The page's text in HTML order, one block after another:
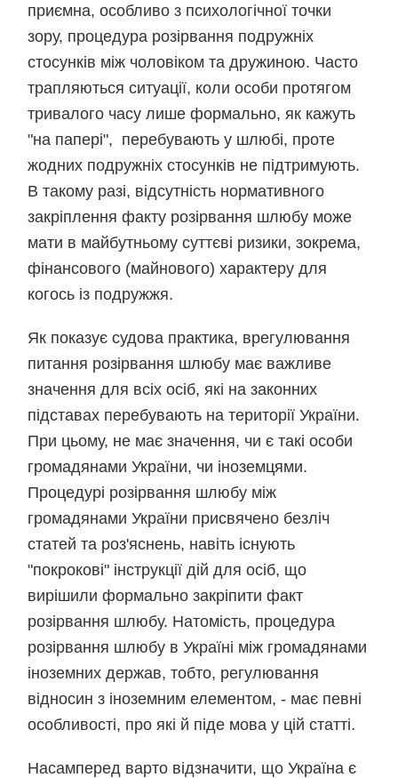
приємна, особливо з психологічної точки
зору, процедура розірвання подружніх
стосунків між чоловіком та дружиною. Часто
трапляються ситуації, коли особи протягом
тривалого часу лише формально, як кажуть
"на папері", перебувають у шлюбі, проте
жодних подружніх стосунків не підтримують.
В такому разі, відсутність нормативного
закріплення факту розірвання шлюбу може
мати в майбутньому суттєві ризики, зокрема,
фінансового (майнового) характеру для
когось із подружжя.
Як показує судова практика, врегулювання
питання розірвання шлюбу має важливе
значення для всіх осіб, які на законних
підставах перебувають на території України.
При цьому, не має значення, чи є такі особи
громадянами України, чи іноземцями.
Процедурі розірвання шлюбу між
громадянами України присвячено безліч
статей та роз'яснень, навіть існують
"покрокові" інструкції дій для осіб, що
вирішили формально закріпити факт
розірвання шлюбу. Натомість, процедура
розірвання шлюбу в Україні між громадянами
іноземних держав, тобто, регулювання
відносин з іноземним елементом, - має певні
особливості, про які й піде мова у цій статті.
Насамперед варто відзначити, що Україна є